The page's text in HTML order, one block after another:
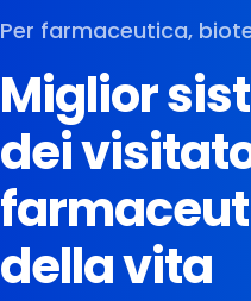
Per farmaceutica,
Miglior
dei
della vita